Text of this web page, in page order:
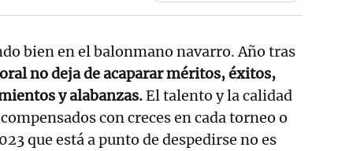
bien en el balonmano navarro. Año tras
no deja de acaparar méritos, éxitos,
y alabanzas.El talento y la calidad
con creces en cada torneo o
que está a punto de despedirse no es